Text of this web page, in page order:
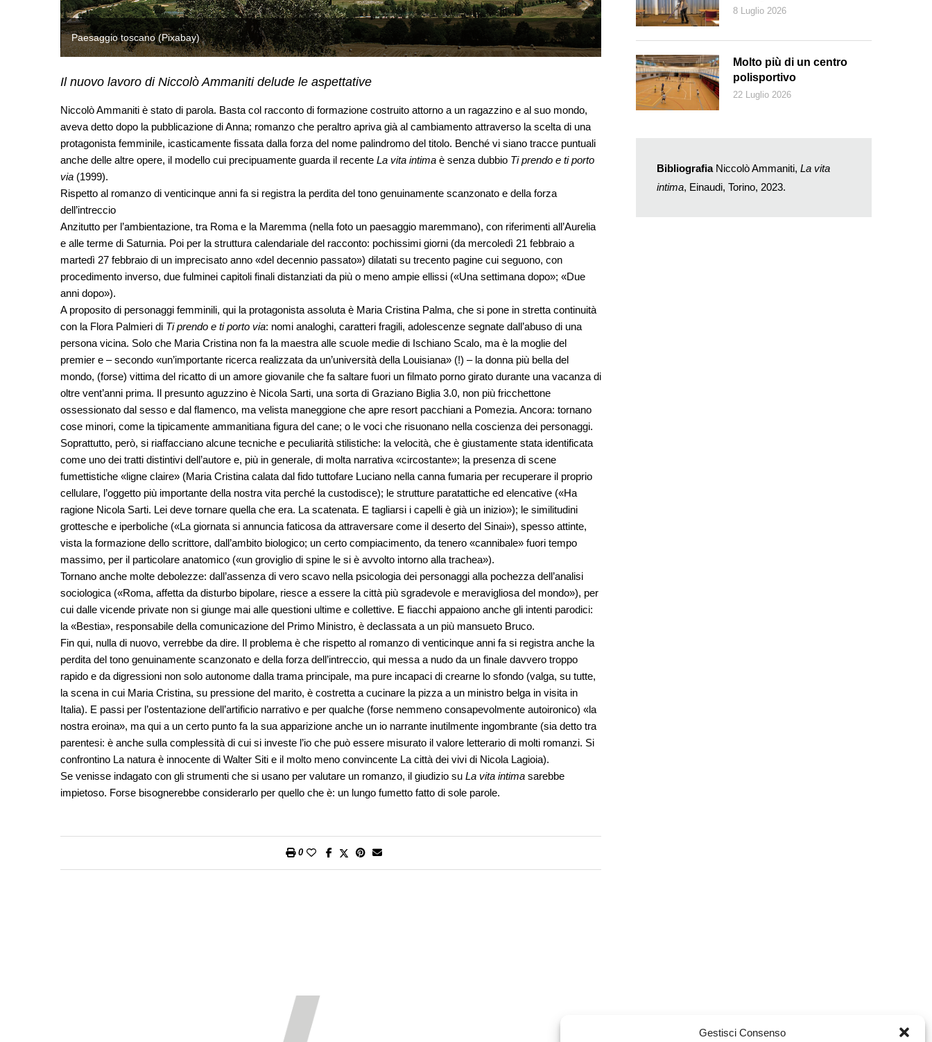
Gestisci Consenso
Paesaggio toscano (Pixabay) Paesaggio toscano (Pixabay)
Il nuovo lavoro di Niccolò Ammaniti delude le aspettative
Niccolò Ammaniti è stato di parola. Basta col racconto di formazione costruito attorno a un ragazzino e al suo mondo,
aveva detto dopo la pubblicazione di Anna; romanzo che peraltro apriva già al cambiamento attraverso la scelta di una
protagonista femminile, icasticamente fissata dalla forza del nome palindromo del titolo. Benché vi siano tracce puntuali
anche delle altre opere, il modello cui precipuamente guarda il recente La vita intima è senza dubbio Ti prendo e ti porto
via (1999).
Rispetto al romanzo di venticinque anni fa si registra la perdita del tono genuinamente scanzonato e della forza
dell’intreccio
Anzitutto per l’ambientazione, tra Roma e la Maremma (nella foto un paesaggio maremmano), con riferimenti all’Aurelia
e alle terme di Saturnia. Poi per la struttura calendariale del racconto: pochissimi giorni (da mercoledì 21 febbraio a
martedì 27 febbraio di un imprecisato anno «del decennio passato») dilatati su trecento pagine cui seguono, con
procedimento inverso, due fulminei capitoli finali distanziati da più o meno ampie ellissi («Una settimana dopo»; «Due
anni dopo»).
A proposito di personaggi femminili, qui la protagonista assoluta è Maria Cristina Palma, che si pone in stretta continuità
con la Flora Palmieri di Ti prendo e ti porto via: nomi analoghi, caratteri fragili, adolescenze segnate dall’abuso di una
persona vicina. Solo che Maria Cristina non fa la maestra alle scuole medie di Ischiano Scalo, ma è la moglie del
premier e – secondo «un’importante ricerca realizzata da un’università della Louisiana» (!) – la donna più bella del
mondo, (forse) vittima del ricatto di un amore giovanile che fa saltare fuori un filmato porno girato durante una vacanza di
oltre vent’anni prima. Il presunto aguzzino è Nicola Sarti, una sorta di Graziano Biglia 3.0, non più fricchettone
ossessionato dal sesso e dal flamenco, ma velista maneggione che apre resort pacchiani a Pomezia. Ancora: tornano
cose minori, come la tipicamente ammanitiana figura del cane; o le voci che risuonano nella coscienza dei personaggi.
Soprattutto, però, si riaffacciano alcune tecniche e peculiarità stilistiche: la velocità, che è giustamente stata identificata
come uno dei tratti distintivi dell’autore e, più in generale, di molta narrativa «circostante»; la presenza di scene
fumettistiche «ligne claire» (Maria Cristina calata dal fido tuttofare Luciano nella canna fumaria per recuperare il proprio
cellulare, l’oggetto più importante della nostra vita perché la custodisce); le strutture paratattiche ed elencative («Ha
ragione Nicola Sarti. Lei deve tornare quella che era. La scatenata. E tagliarsi i capelli è già un inizio»); le similitudini
grottesche e iperboliche («La giornata si annuncia faticosa da attraversare come il deserto del Sinai»), spesso attinte,
vista la formazione dello scrittore, dall’ambito biologico; un certo compiacimento, da tenero «cannibale» fuori tempo
massimo, per il particolare anatomico («un groviglio di spine le si è avvolto intorno alla trachea»).
Tornano anche molte debolezze: dall’assenza di vero scavo nella psicologia dei personaggi alla pochezza dell’analisi
sociologica («Roma, affetta da disturbo bipolare, riesce a essere la città più sgradevole e meravigliosa del mondo»), per
cui dalle vicende private non si giunge mai alle questioni ultime e collettive. E fiacchi appaiono anche gli intenti parodici:
la «Bestia», responsabile della comunicazione del Primo Ministro, è declassata a un più mansueto Bruco.
Fin qui, nulla di nuovo, verrebbe da dire. Il problema è che rispetto al romanzo di venticinque anni fa si registra anche la
perdita del tono genuinamente scanzonato e della forza dell’intreccio, qui messa a nudo da un finale davvero troppo
rapido e da digressioni non solo autonome dalla trama principale, ma pure incapaci di crearne lo sfondo (valga, su tutte,
la scena in cui Maria Cristina, su pressione del marito, è costretta a cucinare la pizza a un ministro belga in visita in
Italia). E passi per l’ostentazione dell’artificio narrativo e per qualche (forse nemmeno consapevolmente autoironico) «la
nostra eroina», ma qui a un certo punto fa la sua apparizione anche un io narrante inutilmente ingombrante (sia detto tra
parentesi: è anche sulla complessità di cui si investe l’io che può essere misurato il valore letterario di molti romanzi. Si
confrontino La natura è innocente di Walter Siti e il molto meno convincente La città dei vivi di Nicola Lagioia).
Se venisse indagato con gli strumenti che si usano per valutare un romanzo, il giudizio su La vita intima sarebbe
impietoso. Forse bisognerebbe considerarlo per quello che è: un lungo fumetto fatto di sole parole.
0
8 Luglio 2026
Molto più di un centro
polisportivo
22 Luglio 2026
BibliografiaNiccolò Ammaniti, La vita
intima, Einaudi, Torino, 2023.